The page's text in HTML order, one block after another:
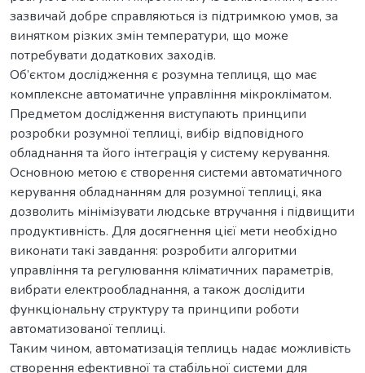
зазвичай добре справляються із підтримкою умов, за
винятком різких змін температури, що може
потребувати додаткових заходів.
Об’єктом дослідження є розумна теплиця, що має
комплексне автоматичне управління мікрокліматом.
Предметом дослідження виступають принципи
розробки розумної теплиці, вибір відповідного
обладнання та його інтеграція у систему керування.
Основною метою є створення системи автоматичного
керування обладнанням для розумної теплиці, яка
дозволить мінімізувати людське втручання і підвищити
продуктивність. Для досягнення цієї мети необхідно
виконати такі завдання: розробити алгоритми
управління та регулювання кліматичних параметрів,
вибрати електрообладнання, а також дослідити
функціональну структуру та принципи роботи
автоматизованої теплиці.
Таким чином, автоматизація теплиць надає можливість
створення ефективної та стабільної системи для